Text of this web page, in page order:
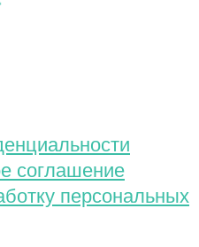
соглашение
персональных